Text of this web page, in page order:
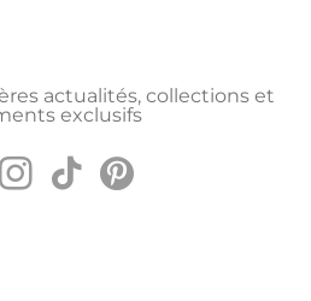
actualités, collections et
exclusifs